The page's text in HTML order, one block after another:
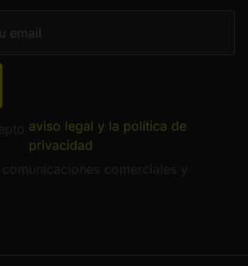
aviso legal y la política de
privacidad